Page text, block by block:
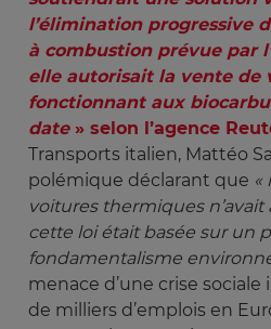
l’élimination progressive
à combustion prévue par
elle autorisait la vente de
fonctionnant aux
date» selon l’agence
Transports italien, Mattéo
polémique déclarant que «
voitures thermiques
cette loi était basée sur un
fondamentalisme
menace d’une crise
de milliers d’emplois en